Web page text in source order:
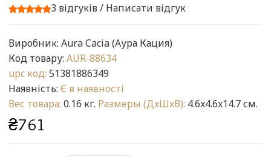
3 відгуків/ Написати відгук
Виробник: Aura Cacia (Аура Кация)
Код товару: AUR-88634
upc код: 51381886349
Наявність: Є в наявності
Вес товара: 0.16 кг. Размеры (ДxШxВ): 4.6x4.6x14.7 см.
₴761